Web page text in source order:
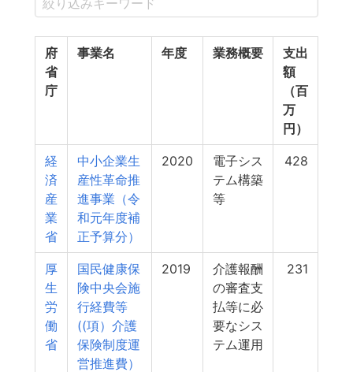
府
省
庁
事業名 年度 業務概要
支出
額
（百
万
円）
経
済
産
業
省
中小企業生
産性革命推
進事業（令
和元年度補
正予算分）
2020
電子シス
テム構築
等
428
厚
生
労
働
省
国民健康保
険中央会施
行経費等
((項）介護
保険制度運
営推進費）
2019
介護報酬
の審査支
払等に必
要なシス
テム運用
231